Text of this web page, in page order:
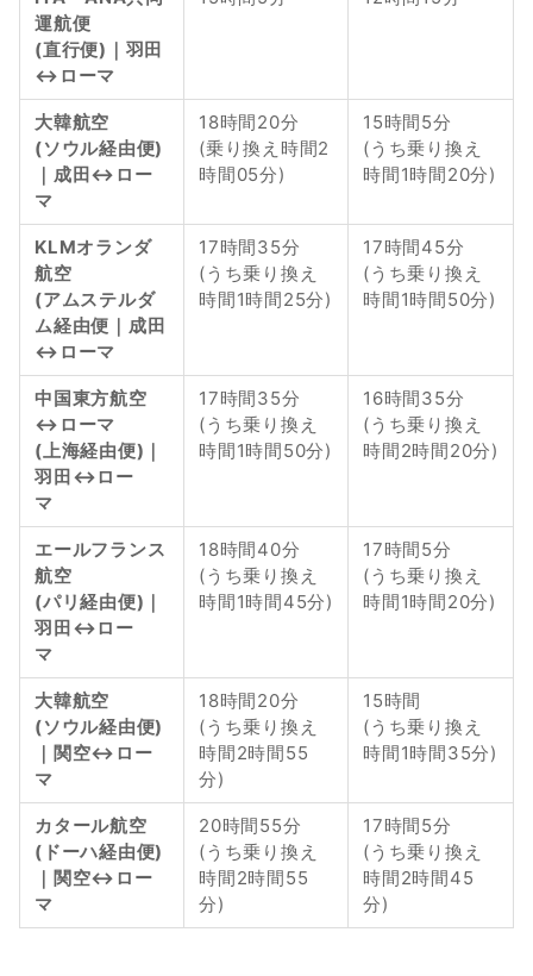
運航便
(直行便)｜羽田
↔︎ローマ
大韓航空
(ソウル経由便)
｜成田↔︎ロー
マ
18時間20分
(乗り換え時間2
時間05分)
15時間5分
(うち乗り換え
時間1時間20分)
KLMオランダ
航空
(アムステルダ
ム経由便｜成田
↔︎ローマ
17時間35分
(うち乗り換え
時間1時間25分)
17時間45分
(うち乗り換え
時間1時間50分)
中国東方航空
↔︎ローマ
(上海経由便)｜
羽田↔︎ロー
マ
17時間35分
(うち乗り換え
時間1時間50分)
16時間35分
(うち乗り換え
時間2時間20分)
エールフランス
航空
(パリ経由便)｜
羽田↔︎ロー
マ
18時間40分
(うち乗り換え
時間1時間45分)
17時間5分
(うち乗り換え
時間1時間20分)
大韓航空
(ソウル経由便)
｜関空↔︎ロー
マ
18時間20分
(うち乗り換え
時間2時間55
分)
15時間
(うち乗り換え
時間1時間35分)
カタール航空
(ドーハ経由便)
｜関空↔︎ロー
マ
20時間55分
(うち乗り換え
時間2時間55
分)
17時間5分
(うち乗り換え
時間2時間45
分)